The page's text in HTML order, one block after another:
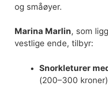
og småøyer.
Marina Marlin, som
vestlige ende, tilbyr:
Snorkleturer
(200–300 kroner)